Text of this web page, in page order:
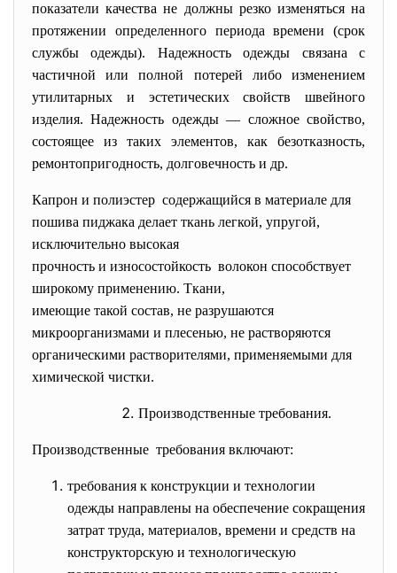
показатели качества не должны резко изменяться на
протяжении определенного периода времени (срок
службы одежды). Надежность одежды связана с
частичной или полной потерей либо изменением
утилитарных и эстетических свойств швейного
изделия. Надежность одежды — сложное свойство,
состоящее из таких элементов, как безотказность,
ремонтопригодность, долговечность и др.
Капрон и полиэстер содержащийся в материале для
пошива пиджака делает ткань легкой, упругой,
исключительно высокая
прочность и износостойкость волокон способствует
широкому применению. Ткани,
имеющие такой состав, не разрушаются
микроорганизмами и плесенью, не растворяются
органическими растворителями, применяемыми для
химической чистки.
Производственные требования.
Производственные требования включают:
требования к конструкции и технологии
одежды направлены на обеспечение сокращения
затрат труда, материалов, времени и средств на
конструкторскую и технологическую